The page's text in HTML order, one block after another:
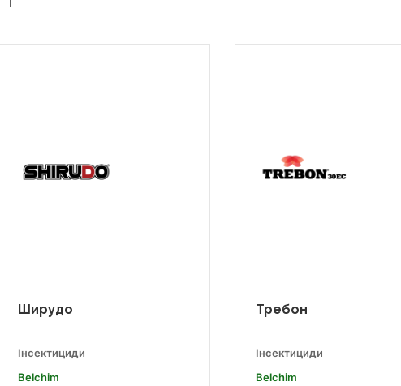
Ширудо
Інсектициди
Belchim
Требон
Інсектициди
Belchim